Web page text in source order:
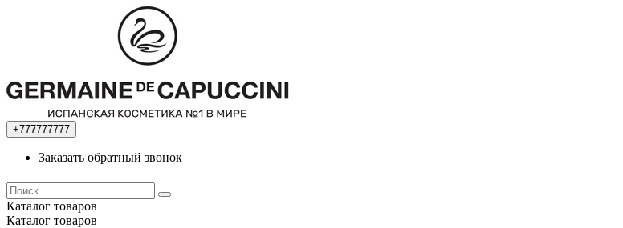
+777777777
Заказать обратный звонок
Каталог товаров
Каталог товаров